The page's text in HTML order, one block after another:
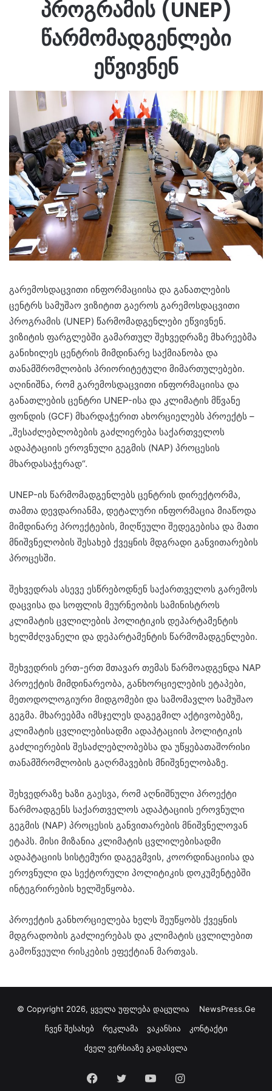
პროგრამის (UNEP)
წარმომადგენლები
ეწვივნენ
გარემოსდაცვითი ინფორმაციისა და განათლების
ცენტრს სამუშაო ვიზიტით გაეროს გარემოსდაცვითი
პროგრამის (UNEP) წარმომადგენლები ეწვივნენ.
ვიზიტის ფარგლებში გამართულ შეხვედრაზე მხარეებმა
განიხილეს ცენტრის მიმდინარე საქმიანობა და
თანამშრომლობის პრიორიტეტული მიმართულებები.
აღინიშნა, რომ გარემოსდაცვითი ინფორმაციისა და
განათლების ცენტრი UNEP-ისა და კლიმატის მწვანე
ფონდის (GCF) მხარდაჭერით ახორციელებს პროექტს –
„შესაძლებლობების გაძლიერება საქართველოს
ადაპტაციის ეროვნული გეგმის (NAP) პროცესის
მხარდასაჭერად“.
UNEP-ის წარმომადგენლებს ცენტრის დირექტორმა,
თამთა დევდარიანმა, დეტალური ინფორმაცია მიაწოდა
მიმდინარე პროექტების, მიღწეული შედეგებისა და მათი
მნიშვნელობის შესახებ ქვეყნის მდგრადი განვითარების
პროცესში.
შეხვედრას ასევე ესწრებოდნენ საქართველოს გარემოს
დაცვისა და სოფლის მეურნეობის სამინისტროს
კლიმატის ცვლილების პოლიტიკის დეპარტამენტის
ხელმძღვანელი და დეპარტამენტის წარმომადგენლები.
შეხვედრის ერთ-ერთ მთავარ თემას წარმოადგენდა NAP
პროექტის მიმდინარეობა, განხორციელების ეტაპები,
მეთოდოლოგიური მიდგომები და სამომავლო სამუშაო
გეგმა. მხარეებმა იმსჯელეს დაგეგმილ აქტივობებზე,
კლიმატის ცვლილებისადმი ადაპტაციის პოლიტიკის
გაძლიერების შესაძლებლობებსა და უწყებათაშორისი
თანამშრომლობის გაღრმავების მნიშვნელობაზე.
შეხვედრაზე ხაზი გაესვა, რომ აღნიშნული პროექტი
წარმოადგენს საქართველოს ადაპტაციის ეროვნული
გეგმის (NAP) პროცესის განვითარების მნიშვნელოვან
ეტაპს. მისი მიზანია კლიმატის ცვლილებისადმი
ადაპტაციის სისტემური დაგეგმვის, კოორდინაციისა და
ეროვნული და სექტორული პოლიტიკის დოკუმენტებში
ინტეგრირების ხელშეწყობა.
პროექტის განხორციელება ხელს შეუწყობს ქვეყნის
მდგრადობის გაძლიერებას და კლიმატის ცვლილებით
გამოწვეული რისკების ეფექტიან მართვას.
© Copyright 2026, ყველა უფლება დაცულია NewsPress.Ge
ჩვენ შესახებ
რეკლამა ვაკანსია
კონტაქტი
ძველ ვერსიაზე გადასვლა
Facebook
TwitterYouTubeInstagram